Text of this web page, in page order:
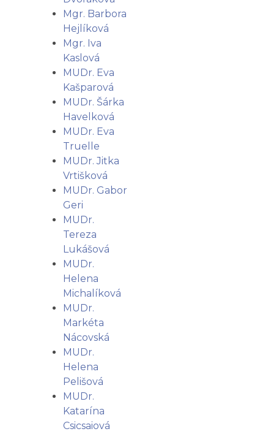
Mgr. Barbora
Hejlíková
Mgr. Iva
Kaslová
MUDr. Eva
Kašparová
MUDr. Šárka
Havelková
MUDr. Eva
Truelle
MUDr. Jitka
Vrtišková
MUDr. Gabor
Geri
MUDr.
Tereza
Lukášová
MUDr.
Helena
Michalíková
MUDr.
Markéta
Nácovská
MUDr.
Helena
Pelišová
MUDr.
Katarína
Csicsaiová